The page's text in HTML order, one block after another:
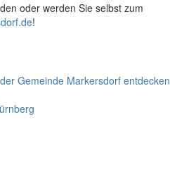
oder werden Sie selbst zum
!